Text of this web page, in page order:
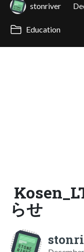
stonriver
Education
らせ